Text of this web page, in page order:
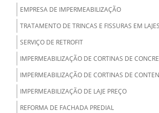
EMPRESA DE IMPERMEABILIZAÇÃO
TRATAMENTO DE TRINCAS E FISSURAS EM LAJES
SERVIÇO DE RETROFIT
IMPERMEABILIZAÇÃO DE CORTINAS DE
IMPERMEABILIZAÇÃO DE CORTINAS DE
IMPERMEABILIZAÇÃO DE LAJE PREÇO
REFORMA DE FACHADA PREDIAL